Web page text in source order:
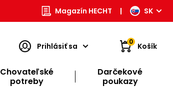
Magazín HECHT | SK
Prihlásiť sa 0 Košík
Chovateľské
potreby
Darčekové
poukazy